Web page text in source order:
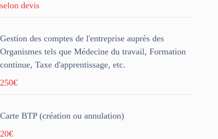
selon devis
Gestion des comptes de l'entreprise auprès des
Organismes tels que Médecine du travail, Formation
continue, Taxe d'apprentissage, etc.
250€
Carte BTP (création ou annulation)
20€